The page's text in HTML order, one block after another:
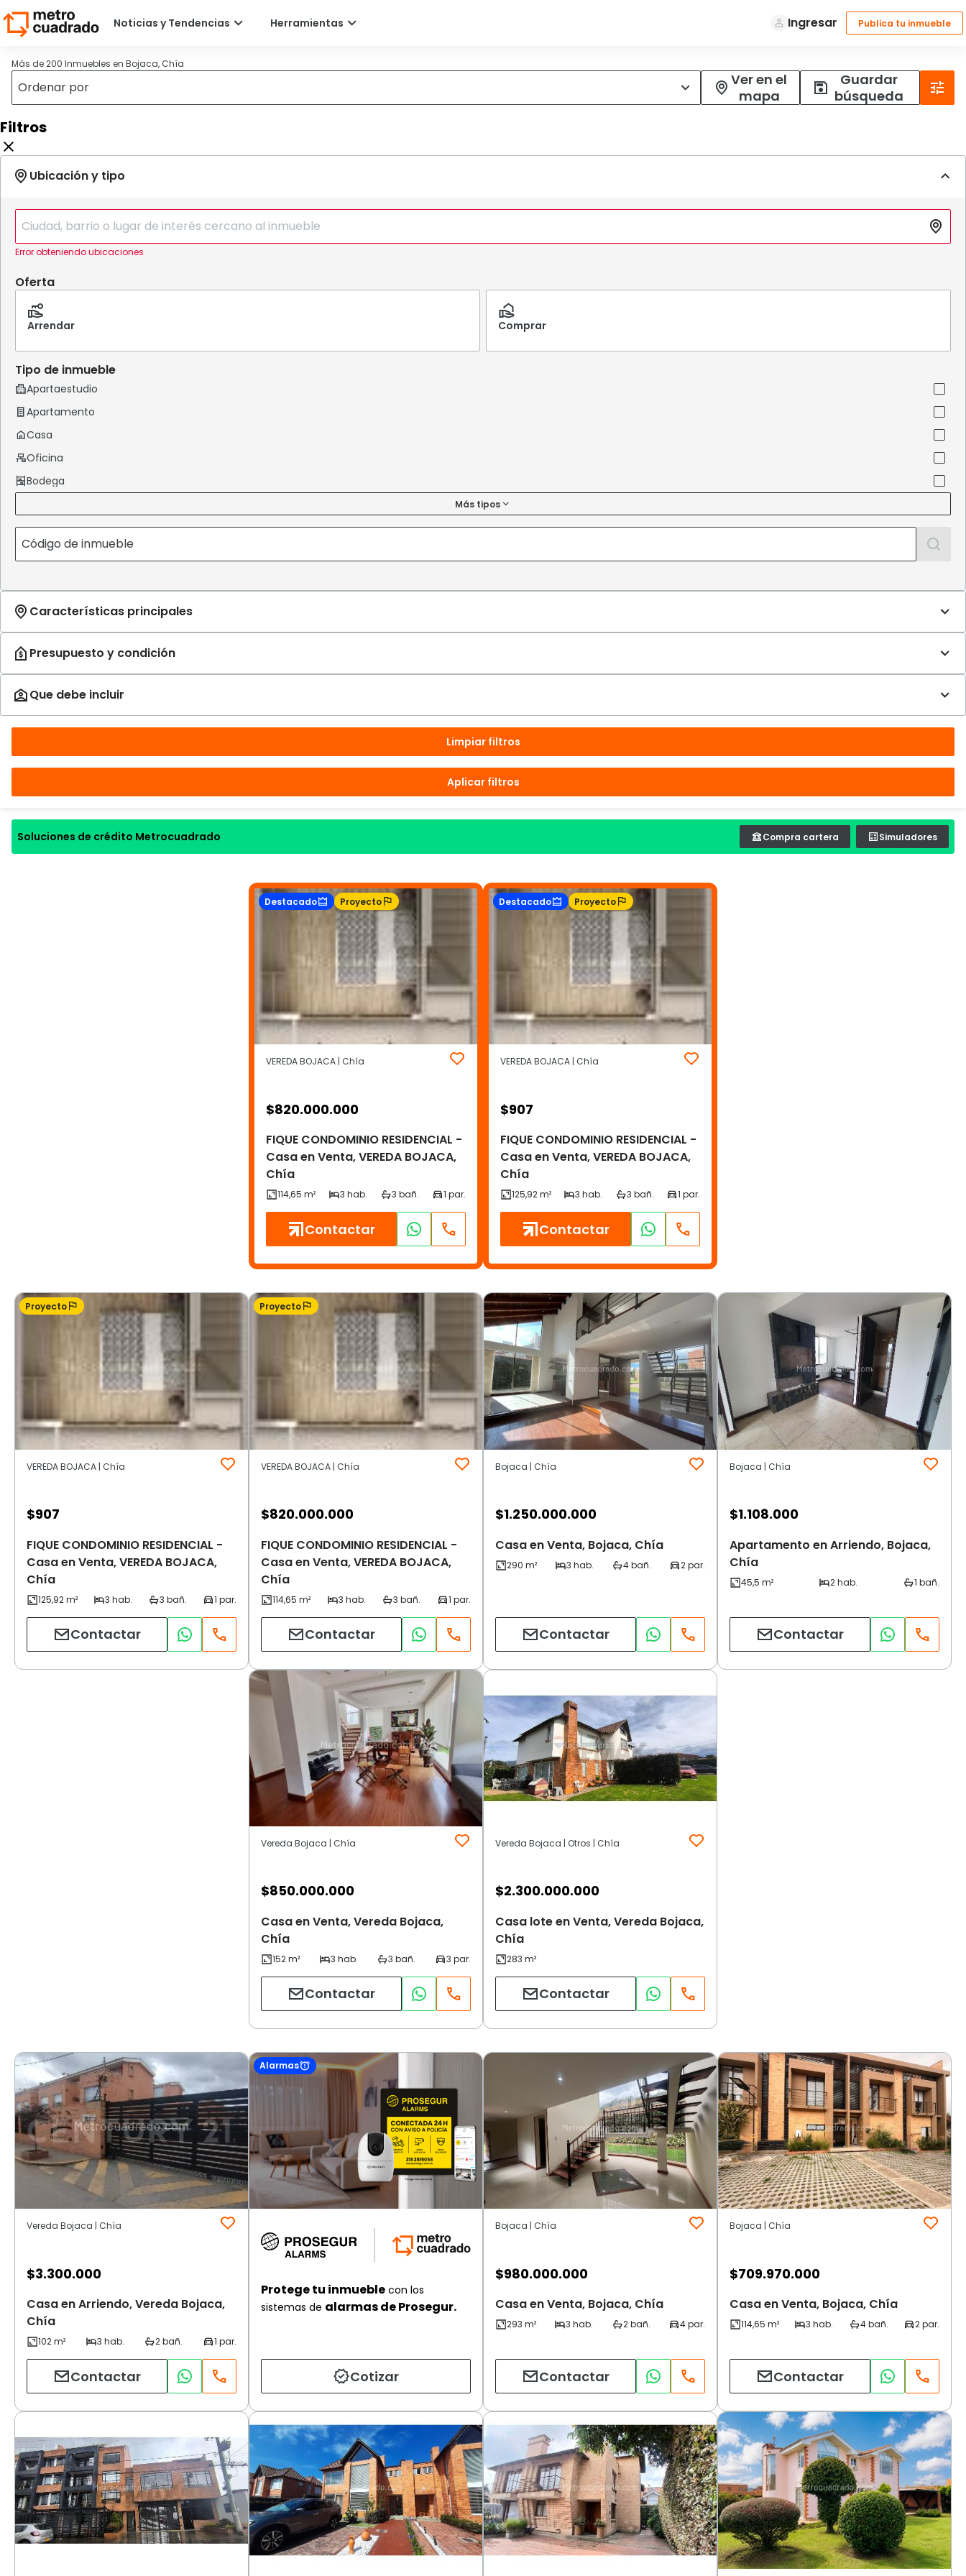
Más de 200 Inmuebles en Bojaca, Chía
Ver en el
mapa
Guardar
búsqueda
Filtros
Error obteniendo ubicaciones
Oferta
Arrendar Comprar
Tipo de inmueble
Más tipos
Limpiar filtros
Aplicar filtros
Soluciones de crédito Metrocuadrado Compra cartera Simuladores
Destacado Proyecto
VEREDA BOJACA | Chía
$820.000.000
FIQUE CONDOMINIO RESIDENCIAL -
Casa en Venta, VEREDA BOJACA,
Chía
Contactar
Destacado Proyecto
VEREDA BOJACA | Chía
$907
FIQUE CONDOMINIO RESIDENCIAL -
Casa en Venta, VEREDA BOJACA,
Chía
Contactar
Proyecto
VEREDA BOJACA | Chía
$907
FIQUE CONDOMINIO RESIDENCIAL -
Casa en Venta, VEREDA BOJACA,
Chía
Contactar
Proyecto
VEREDA BOJACA | Chía
$820.000.000
FIQUE CONDOMINIO RESIDENCIAL -
Casa en Venta, VEREDA BOJACA,
Chía
Contactar
Bojaca | Chía
$1.250.000.000
Casa en Venta, Bojaca, Chía
Contactar
Bojaca | Chía
$1.108.000
Apartamento en Arriendo, Bojaca,
Chía
Contactar
Vereda Bojaca | Chía
$850.000.000
Casa en Venta, Vereda Bojaca,
Chía
Contactar
Vereda Bojaca | Otros | Chía
$2.300.000.000
Casa lote en Venta, Vereda Bojaca,
Chía
Contactar
Vereda Bojaca | Chía
$3.300.000
Casa en Arriendo, Vereda Bojaca,
Chía
Contactar
Alarmas
Protege tu inmueble con los
sistemas de alarmas de Prosegur.
Cotizar
Bojaca | Chía
$980.000.000
Casa en Venta, Bojaca, Chía
Contactar
Bojaca | Chía
$709.970.000
Casa en Venta, Bojaca, Chía
Contactar